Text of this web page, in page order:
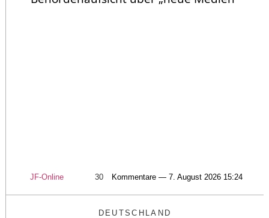
JF-Online 30 Kommentare — 7. August 2026 15:24
DEUTSCHLAND